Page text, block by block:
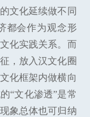
文化延续做不同
都会作为观念形
化实践关系。而
，放入汉文化圈
化框架内做横向
“文化渗透”是常
象总体也可归纳